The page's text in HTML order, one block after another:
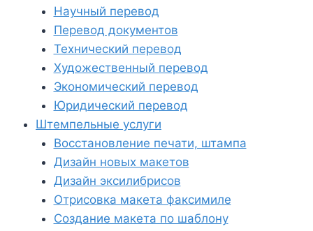
Научный перевод
Перевод документов
Технический перевод
Художественный перевод
Экономический перевод
Юридический перевод
Штемпельные услуги
Восстановление печати, штампа
Дизайн новых макетов
Дизайн эксилибрисов
Отрисовка макета факсимиле
Создание макета по шаблону